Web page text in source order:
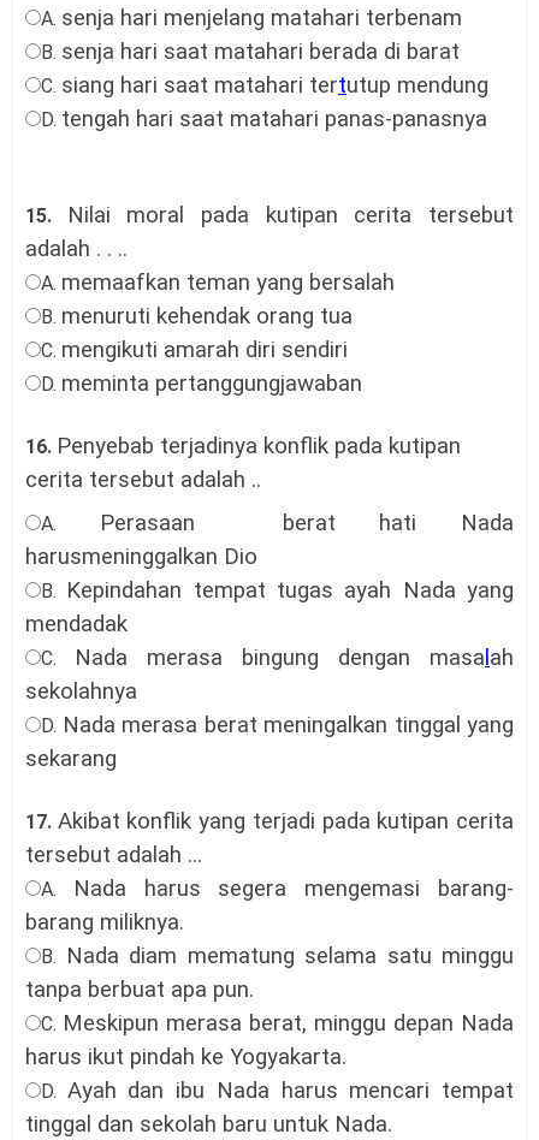
A. senja hari menjelang matahari terbenam
B. senja hari saat matahari berada di barat
C. siang hari saat matahari tertutup mendung
D. tengah hari saat matahari panas-panasnya
15.
Nilai moral pada kutipan cerita tersebut
adalah . . ..
A. memaafkan teman yang bersalah
B. menuruti kehendak orang tua
C. mengikuti amarah diri sendiri
D. meminta pertanggungjawaban
16. Penyebab terjadinya konflik pada kutipan
cerita tersebut adalah ..
A. Perasaan
berat hati Nada
harusmeninggalkan Dio
B. Kepindahan tempat tugas ayah Nada yang
mendadak
C. Nada merasa bingung dengan masa ah
sekolahnya
D. Nada merasa berat meningalkan tinggal yang
sekarang
17. Akibat konflik yang terjadi pada kutipan cerita
tersebut adalah ...
A.
Nada harus segera mengemasi barang-
barang miliknya.
B. Nada diam mematung selama satu minggu
tanpa berbuat apa pun.
C. Meskipun merasa berat, minggu depan Nada
harus ikut pindah ke Yogyakarta.
D. Ayah dan ibu Nada harus mencari tempat
tinggal dan sekolah baru untuk Nada.